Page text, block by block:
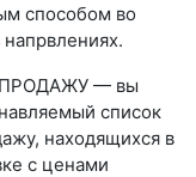
способом во
ПРОДАЖУ — вы
список
находящихся в
с ценами